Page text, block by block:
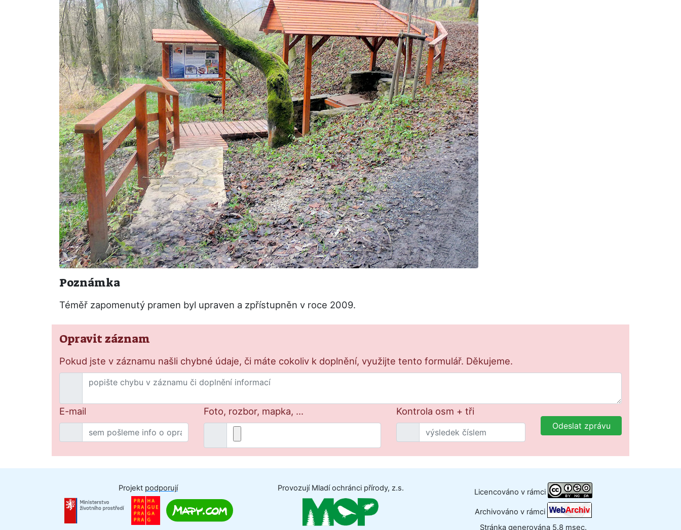
Poznámka
Téměř zapomenutý pramen byl upraven a zpřístupněn v roce 2009.
Opravit záznam
Pokud jste v záznamu našli chybné údaje, či máte cokoliv k doplnění, využijte tento formulář. Děkujeme.
E-mail Foto, rozbor, mapka, ... Kontrola osm + tři
Odeslat zprávu
Projekt podporují Provozují Mladí ochránci přírody, z.s. Licencováno v rámci
Archivováno v rámci
Stránka generována 5.8 msec.